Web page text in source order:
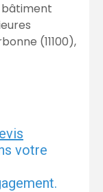
bâtiment
(11100),
votre